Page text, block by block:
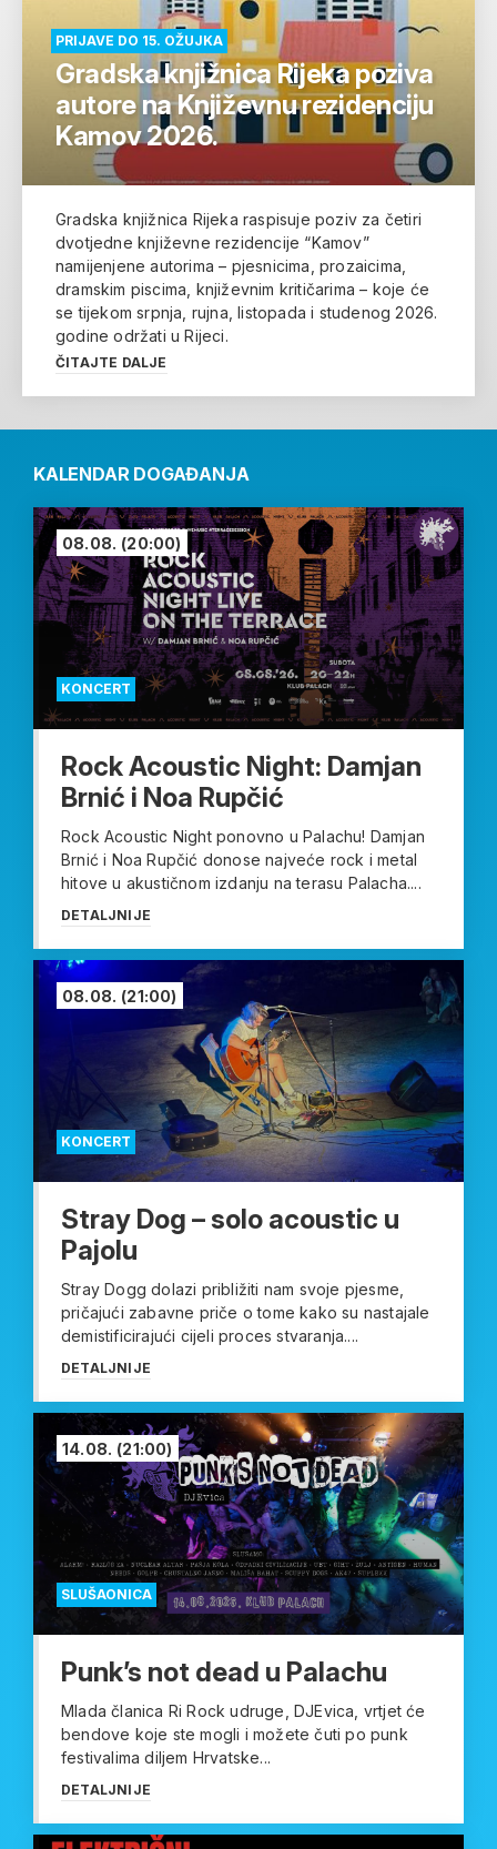
PRIJAVE DO 15. OŽUJKA
Gradska knjižnica Rijeka poziva
autore na Književnu rezidenciju
Kamov 2026.
Gradska knjižnica Rijeka raspisuje poziv za četiri
dvotjedne književne rezidencije “Kamov”
namijenjene autorima – pjesnicima, prozaicima,
dramskim piscima, književnim kritičarima – koje će
se tijekom srpnja, rujna, listopada i studenog 2026.
godine održati u Rijeci.
ČITAJTE DALJE
KALENDAR DOGAĐANJA
KONCERT
08.08. (20:00)
Rock Acoustic Night: Damjan
Brnić i Noa Rupčić
Rock Acoustic Night ponovno u Palachu! Damjan
Brnić i Noa Rupčić donose najveće rock i metal
hitove u akustičnom izdanju na terasu Palacha....
DETALJNIJE
KONCERT
08.08. (21:00)
Stray Dog – solo acoustic u
Pajolu
Stray Dogg dolazi približiti nam svoje pjesme,
pričajući zabavne priče o tome kako su nastajale
demistificirajući cijeli proces stvaranja....
DETALJNIJE
SLUŠAONICA
14.08. (21:00)
Punk’s not dead u Palachu
Mlada članica Ri Rock udruge, DJEvica, vrtjet će
bendove koje ste mogli i možete čuti po punk
festivalima diljem Hrvatske...
DETALJNIJE